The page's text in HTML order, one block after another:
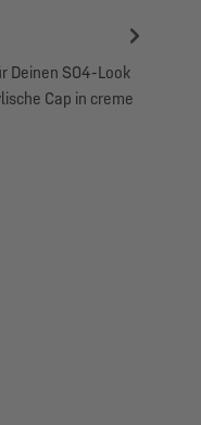
Deinen S04-Look
Cap in creme